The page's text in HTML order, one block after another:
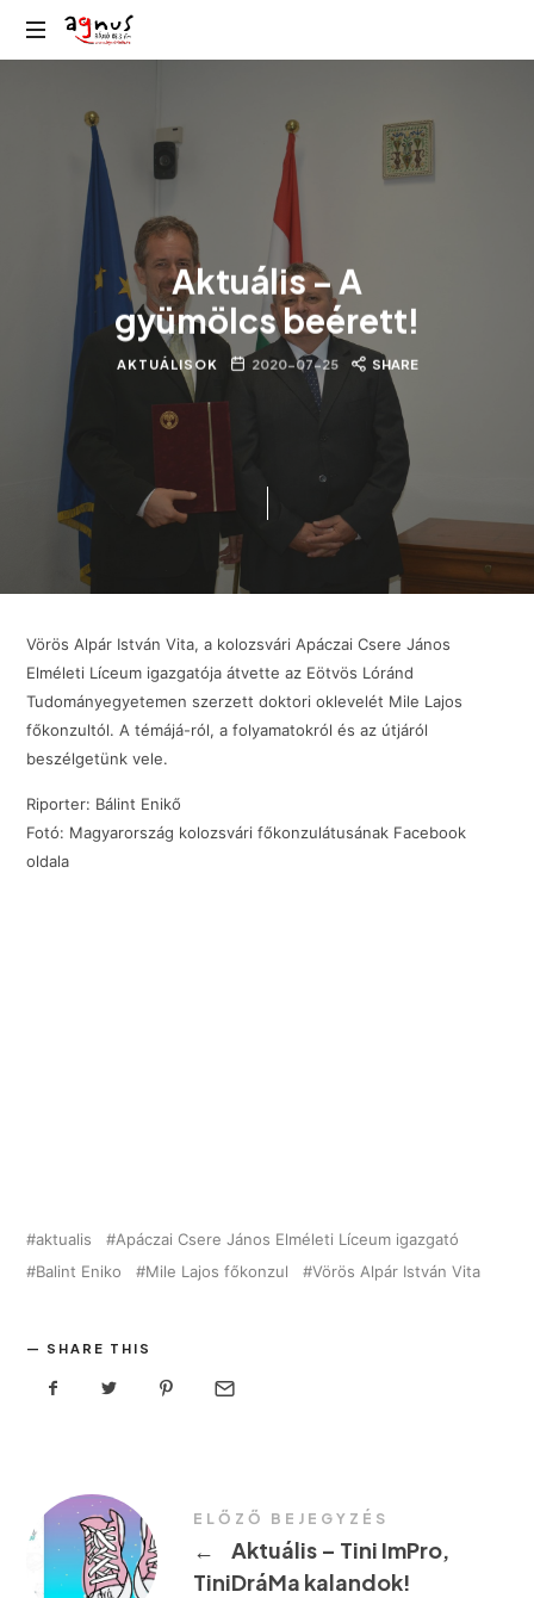
Agnus
rádiója
Aktuális – A
gyümölcs beérett!
AKTUÁLISOK 2020-07-25 SHARE
Vörös Alpár István Vita, a kolozsvári Apáczai Csere János
Elméleti Líceum igazgatója átvette az Eötvös Lóránd
Tudományegyetemen szerzett doktori oklevelét Mile Lajos
főkonzultól. A témájá-ról, a folyamatokról és az útjáról
beszélgetünk vele.
Riporter: Bálint Enikő
Fotó: Magyarország kolozsvári főkonzulátusának Facebook
oldala
aktualis
Apáczai Csere János Elméleti Líceum igazgató
Balint Eniko
Mile Lajos főkonzul Vörös Alpár István Vita
SHARE THIS
ELŐZŐ BEJEGYZÉS
←
Aktuális – Tini ImPro,
TiniDráMa kalandok!